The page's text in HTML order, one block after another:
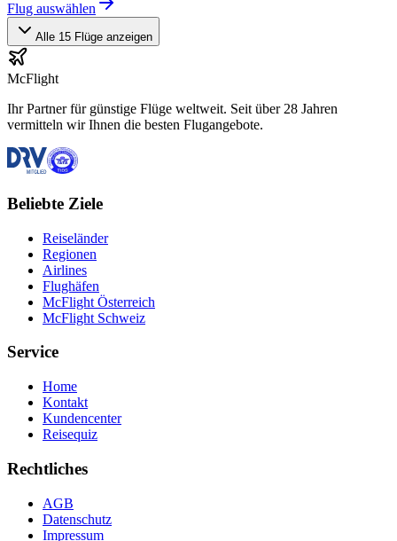
Flug auswählen
Alle 15 Flüge anzeigen
McFlight
Ihr Partner für günstige Flüge weltweit. Seit über 28 Jahren
vermitteln wir Ihnen die besten Flugangebote.
Beliebte Ziele
Reiseländer
Regionen
Airlines
Flughäfen
McFlight Österreich
McFlight Schweiz
Service
Home
Kontakt
Kundencenter
Reisequiz
Rechtliches
AGB
Datenschutz
Impressum